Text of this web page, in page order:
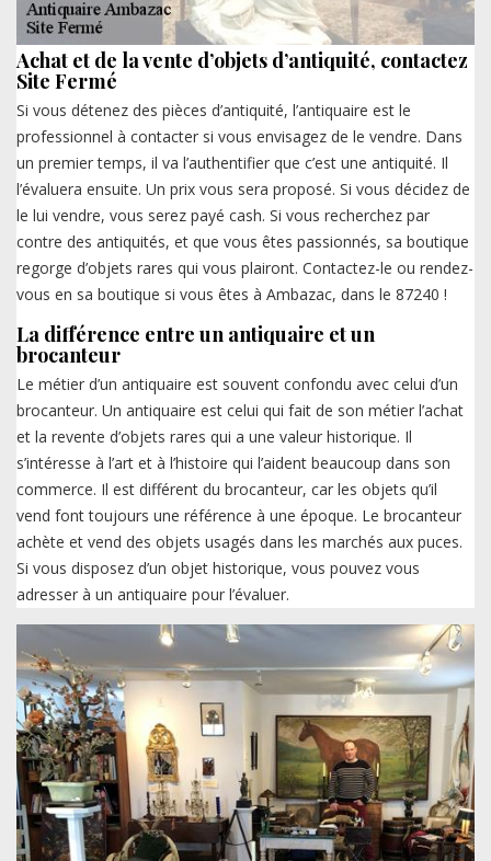
Achat et de la vente d’objets d’antiquité, contactez
Site Fermé
Si vous détenez des pièces d’antiquité, l’antiquaire est le
professionnel à contacter si vous envisagez de le vendre. Dans
un premier temps, il va l’authentifier que c’est une antiquité. Il
l’évaluera ensuite. Un prix vous sera proposé. Si vous décidez de
le lui vendre, vous serez payé cash. Si vous recherchez par
contre des antiquités, et que vous êtes passionnés, sa boutique
regorge d’objets rares qui vous plairont. Contactez-le ou rendez-
vous en sa boutique si vous êtes à Ambazac, dans le 87240 !
La différence entre un antiquaire et un
brocanteur
Le métier d’un antiquaire est souvent confondu avec celui d’un
brocanteur. Un antiquaire est celui qui fait de son métier l’achat
et la revente d’objets rares qui a une valeur historique. Il
s’intéresse à l’art et à l’histoire qui l’aident beaucoup dans son
commerce. Il est différent du brocanteur, car les objets qu’il
vend font toujours une référence à une époque. Le brocanteur
achète et vend des objets usagés dans les marchés aux puces.
Si vous disposez d’un objet historique, vous pouvez vous
adresser à un antiquaire pour l’évaluer.